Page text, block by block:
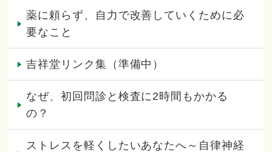
薬に頼らず、自力で改善していくために必
要なこと
吉祥堂リンク集（準備中）
なぜ、初回問診と検査に2時間もかかる
の？
ストレスを軽くしたいあなたへ～自律神経